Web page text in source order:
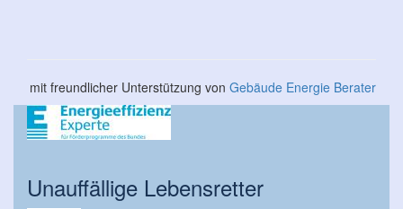
mit freundlicher Unterstützung von Gebäude Energie Berater
Unauffällige Lebensretter